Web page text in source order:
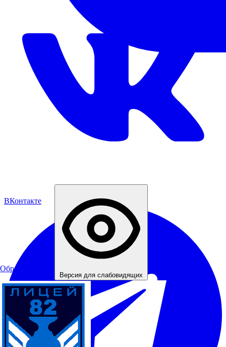
Обратная связь
Версия для слабовидящих
ВКонтакте